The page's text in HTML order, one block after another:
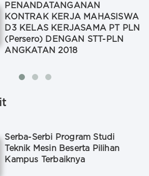
PENANDATANGANAN
KONTRAK KERJA MAHASISWA
D3 KELAS KERJASAMA PT PLN
(Persero) DENGAN STT-PLN
ANGKATAN 2018
Serba-Serbi Program Studi
Teknik Mesin Beserta Pilihan
Kampus Terbaiknya